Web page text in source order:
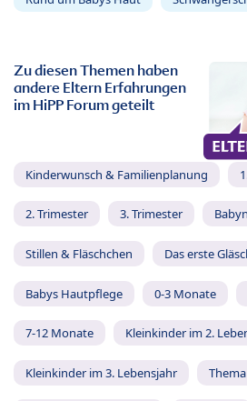
Zu diesen Themen haben
andere Eltern Erfahrungen
im HiPP Forum geteilt
Kinderwunsch & Familienplanung
2. Trimester 3. Trimester
Stillen & Fläschchen Das erste
Babys Hautpflege 0-3 Monate
7-12 Monate Kleinkinder im 2.
Kleinkinder im 3. Lebensjahr